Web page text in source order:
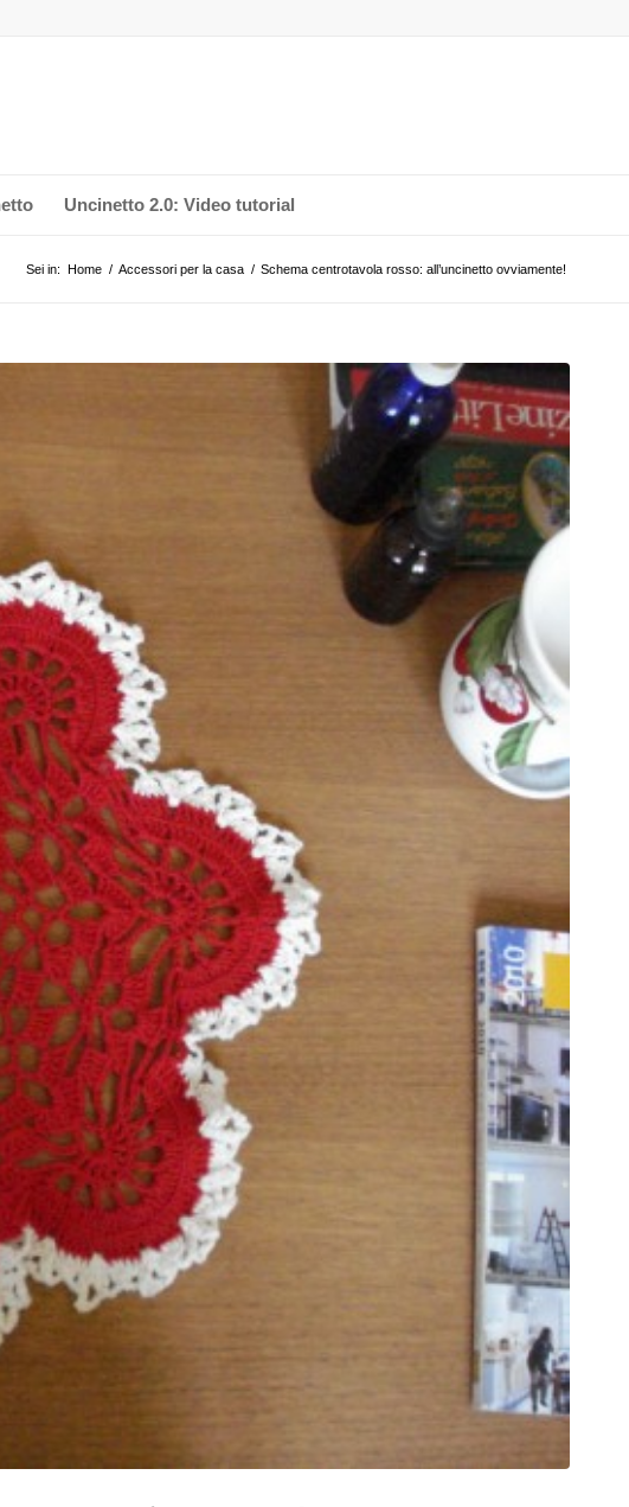
Uncinetto 2.0: Video tutorial
Sei in: Home / Accessori per la casa / Schema centrotavola rosso: all’uncinetto ovviamente!